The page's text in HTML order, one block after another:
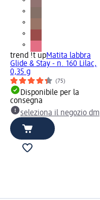
trend !t upMatita labbra
Glide & Stay - n. 160 Lilac,
0,35 g
(75)
Disponibile per la
consegna
seleziona il negozio dm